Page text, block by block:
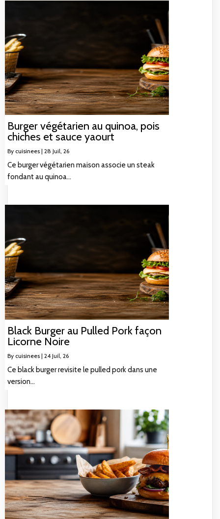
Burger végétarien au quinoa, pois
chiches et sauce yaourt
By cuisinees | 28 Juil, 26
Ce burger végétarien maison associe un steak
fondant au quinoa…
Black Burger au Pulled Pork façon
Licorne Noire
By cuisinees | 24 Juil, 26
Ce black burger revisite le pulled pork dans une
version…